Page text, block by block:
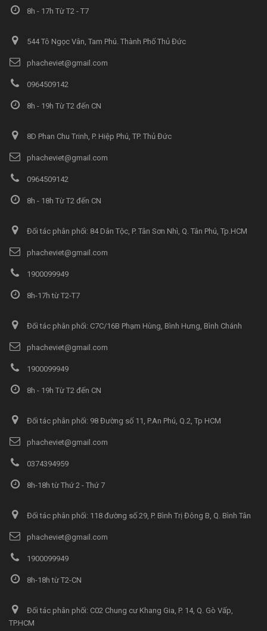
8h - 17h Từ T2 - T7
544 Tô Ngọc Vân, Tam Phú. Thành Phố Thủ Đức
phacheviet@gmail.com
0964509142
8h - 19h Từ T2 đến CN
8D Phan Chu Trinh, P. Hiệp Phú, TP. Thủ Đức
phacheviet@gmail.com
0964509142
8h - 18h Từ T2 đến CN
Đối tác phân phối: 84 Dân Tộc, P. Tân Sơn Nhì, Q. Tân Phú, Tp.HCM
phacheviet@gmail.com
1900099949
8h-17h từ T2-T7
Đối tác phân phối: C7C/16B Phạm Hùng, Bình Hưng, Bình Chánh
phacheviet@gmail.com
1900099949
8h - 19h Từ T2 đến CN
Đối tác phân phối: 98 Đường số 11, P.An Phú, Q.2, Tp HCM
phacheviet@gmail.com
0374394959
8h-18h từ Thứ 2 - Thứ 7
Đối tác phân phối: 118 đường số 29, P. Bình Trị Đông B, Q. Bình Tân
phacheviet@gmail.com
1900099949
8h-18h từ T2-CN
Đối tác phân phối: C02 Chung cư Khang Gia, P. 14, Q. Gò Vấp,
TP.HCM